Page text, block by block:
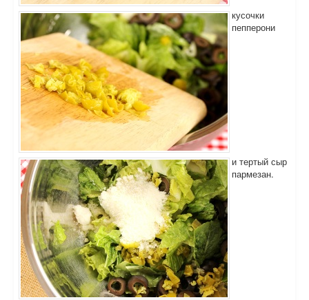
кусочки
пепперони
и тертый сыр
пармезан.